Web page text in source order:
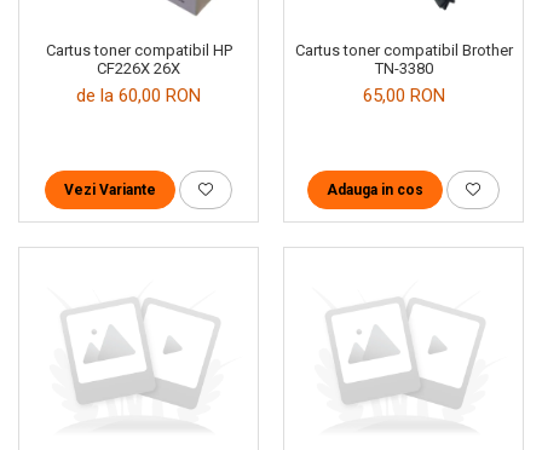
Cartus toner compatibil HP
CF226X 26X
de la 60,00 RON
Vezi Variante
Cartus toner compatibil Brother
TN-3380
65,00 RON
Adauga in cos